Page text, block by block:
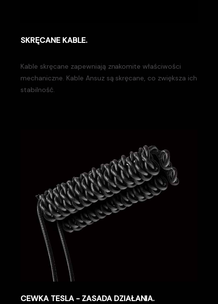
SKRĘCANE KABLE.
Kable skręcane zapewniają znakomite właściwości
mechaniczne. Kable Ansuz są skręcane, co zwiększa ich
stabilność.
CEWKA TESLA - ZASADA DZIAŁANIA.